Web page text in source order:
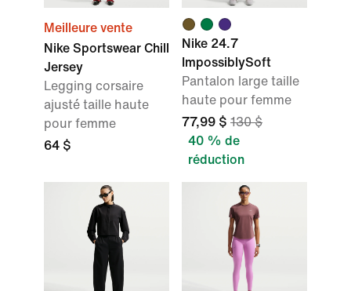
Meilleure vente
Nike Sportswear Chill
Jersey
Legging corsaire
ajusté taille haute
pour femme
64 $
Nike 24.7
ImpossiblySoft
Pantalon large taille
haute pour femme
77,99 $ 130 $
40 % de
réduction